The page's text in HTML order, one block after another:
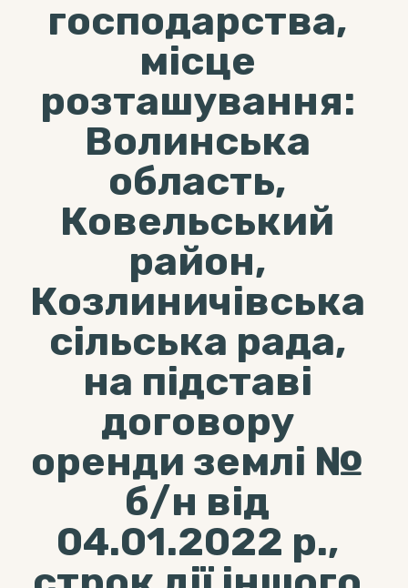
господарства,
місце
розташування:
Волинська
область,
Ковельський
район,
Козлиничівська
сільська рада,
на підставі
договору
оренди землі №
б/н від
04.01.2022 р.,